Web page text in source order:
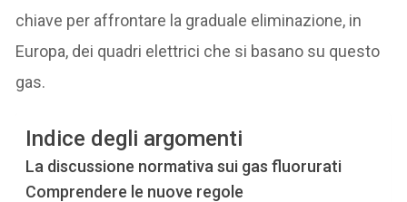
chiave per affrontare la graduale eliminazione, in
Europa, dei quadri elettrici che si basano su questo
gas.
Indice degli argomenti
La discussione normativa sui gas fluorurati
Comprendere le nuove regole